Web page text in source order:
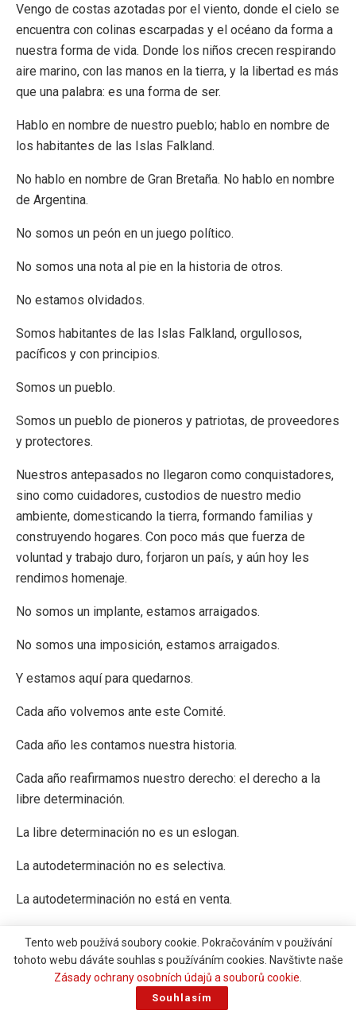
Vengo de costas azotadas por el viento, donde el cielo se
encuentra con colinas escarpadas y el océano da forma a
nuestra forma de vida. Donde los niños crecen respirando
aire marino, con las manos en la tierra, y la libertad es más
que una palabra: es una forma de ser.
Hablo en nombre de nuestro pueblo; hablo en nombre de
los habitantes de las Islas Falkland.
No hablo en nombre de Gran Bretaña. No hablo en nombre
de Argentina.
No somos un peón en un juego político.
No somos una nota al pie en la historia de otros.
No estamos olvidados.
Somos habitantes de las Islas Falkland, orgullosos,
pacíficos y con principios.
Somos un pueblo.
Somos un pueblo de pioneros y patriotas, de proveedores
y protectores.
Nuestros antepasados no llegaron como conquistadores,
sino como cuidadores, custodios de nuestro medio
ambiente, domesticando la tierra, formando familias y
construyendo hogares. Con poco más que fuerza de
voluntad y trabajo duro, forjaron un país, y aún hoy les
rendimos homenaje.
No somos un implante, estamos arraigados.
No somos una imposición, estamos arraigados.
Y estamos aquí para quedarnos.
Cada año volvemos ante este Comité.
Cada año les contamos nuestra historia.
Cada año reafirmamos nuestro derecho: el derecho a la
libre determinación.
La libre determinación no es un eslogan.
La autodeterminación no es selectiva.
La autodeterminación no está en venta.
Cuando el 99,8 % de nuestro pueblo votó en 2013 a favor
de seguir siendo un territorio de ultramar del Reino Unido,
lo hizo con claridad y convicción. Con una participación del
Tento web používá soubory cookie. Pokračováním v používání
tohoto webu dáváte souhlas s používáním cookies. Navštivte naše
Zásady ochrany osobních údajů a souborů cookie
Souhlasím